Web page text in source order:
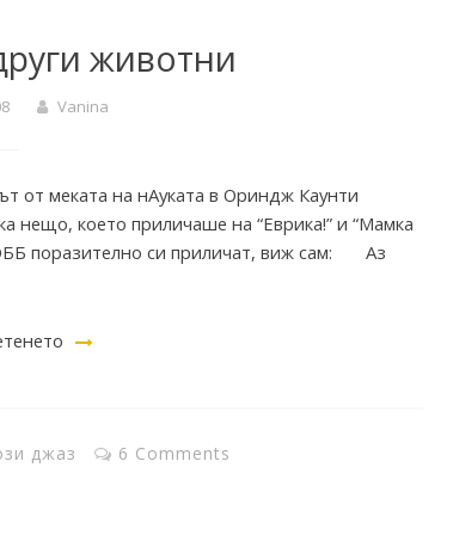
животни
Vanina
от меката на нАуката в Ориндж Каунти
което приличаше на “Еврика!” и “Мамка
поразително си приличат, виж сам: Аз
джаз 6 Comments